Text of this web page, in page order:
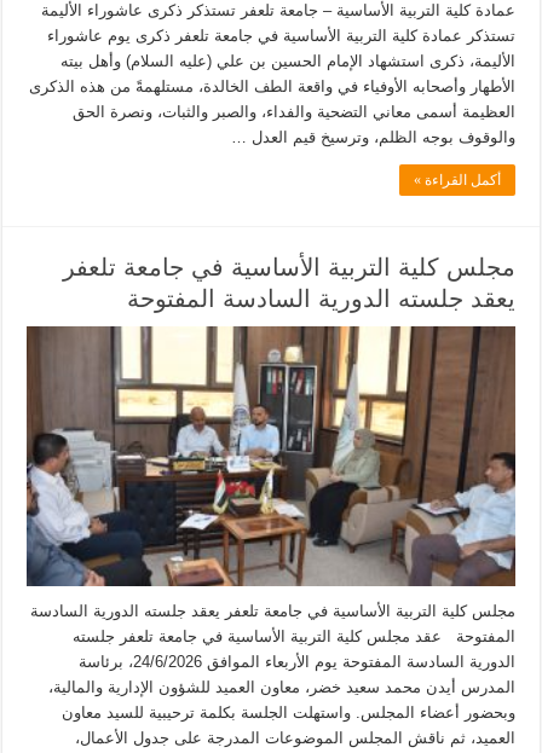
عمادة كلية التربية الأساسية – جامعة تلعفر تستذكر ذكرى عاشوراء الأليمة
تستذكر عمادة كلية التربية الأساسية في جامعة تلعفر ذكرى يوم عاشوراء
الأليمة، ذكرى استشهاد الإمام الحسين بن علي (عليه السلام) وأهل بيته
الأطهار وأصحابه الأوفياء في واقعة الطف الخالدة، مستلهمةً من هذه الذكرى
العظيمة أسمى معاني التضحية والفداء، والصبر والثبات، ونصرة الحق
والوقوف بوجه الظلم، وترسيخ قيم العدل …
أكمل القراءة »
مجلس كلية التربية الأساسية في جامعة تلعفر
يعقد جلسته الدورية السادسة المفتوحة
مجلس كلية التربية الأساسية في جامعة تلعفر يعقد جلسته الدورية السادسة
المفتوحة عقد مجلس كلية التربية الأساسية في جامعة تلعفر جلسته
الدورية السادسة المفتوحة يوم الأربعاء الموافق 24/6/2026، برئاسة
المدرس أيدن محمد سعيد خضر، معاون العميد للشؤون الإدارية والمالية،
وبحضور أعضاء المجلس. واستهلت الجلسة بكلمة ترحيبية للسيد معاون
العميد، ثم ناقش المجلس الموضوعات المدرجة على جدول الأعمال،